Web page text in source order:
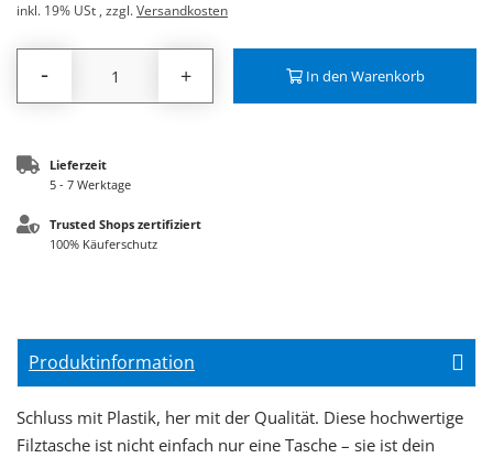
inkl. 19% USt , zzgl.Versandkosten
- + In den Warenkorb
Lieferzeit
5 - 7 Werktage
Trusted Shops zertifiziert
100% Käuferschutz
Produktinformation
Schluss mit Plastik, her mit der Qualität. Diese hochwertige
Filztasche ist nicht einfach nur eine Tasche – sie ist dein